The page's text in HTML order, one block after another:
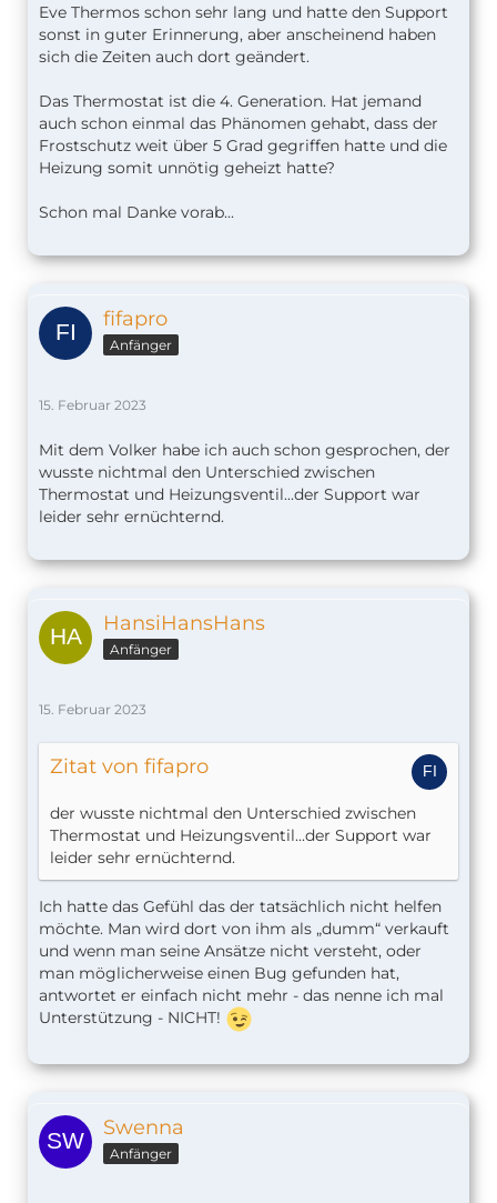
Eve Thermos schon sehr lang und hatte den Support
sonst in guter Erinnerung, aber anscheinend haben
sich die Zeiten auch dort geändert.
Das Thermostat ist die 4. Generation. Hat jemand
auch schon einmal das Phänomen gehabt, dass der
Frostschutz weit über 5 Grad gegriffen hatte und die
Heizung somit unnötig geheizt hatte?
Schon mal Danke vorab...
fifapro
Anfänger
15. Februar 2023
Mit dem Volker habe ich auch schon gesprochen, der
wusste nichtmal den Unterschied zwischen
Thermostat und Heizungsventil...der Support war
leider sehr ernüchternd.
HansiHansHans
Anfänger
15. Februar 2023
Zitat von fifapro
der wusste nichtmal den Unterschied zwischen
Thermostat und Heizungsventil...der Support war
leider sehr ernüchternd.
Ich hatte das Gefühl das der tatsächlich nicht helfen
möchte. Man wird dort von ihm als „dumm“ verkauft
und wenn man seine Ansätze nicht versteht, oder
man möglicherweise einen Bug gefunden hat,
antwortet er einfach nicht mehr - das nenne ich mal
Unterstützung - NICHT!
Swenna
Anfänger